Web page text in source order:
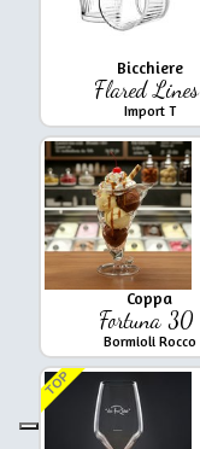
Bicchiere
Flared Lines
Import T
Coppa
Fortuna 30
Bormioli Rocco
TOP